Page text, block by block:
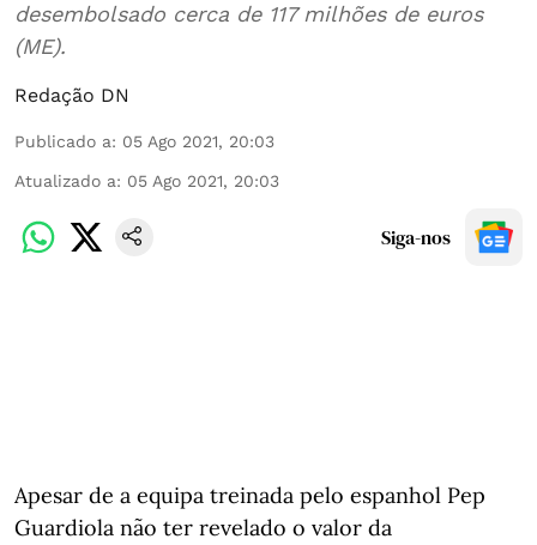
desembolsado cerca de 117 milhões de euros
(ME).
Redação DN
Publicado a: 05 Ago 2021, 20:03
Atualizado a: 05 Ago 2021, 20:03
Siga-nos
Apesar de a equipa treinada pelo espanhol Pep
Guardiola não ter revelado o valor da